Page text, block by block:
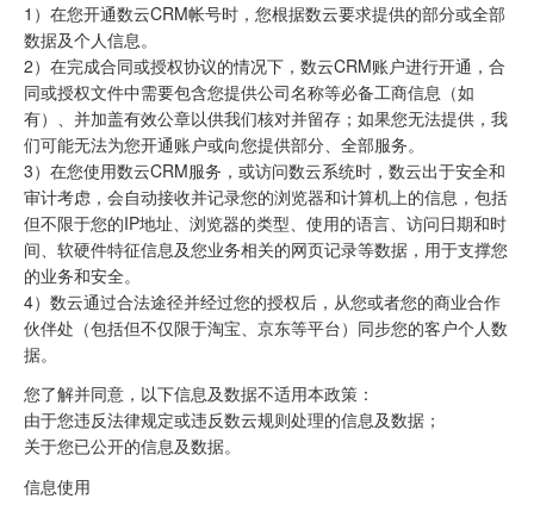
1）在您开通数云CRM帐号时，您根据数云要求提供的部分或全部
数据及个人信息。
2）在完成合同或授权协议的情况下，数云CRM账户进行开通，合
同或授权文件中需要包含您提供公司名称等必备工商信息（如
有）、并加盖有效公章以供我们核对并留存；如果您无法提供，我
们可能无法为您开通账户或向您提供部分、全部服务。
3）在您使用数云CRM服务，或访问数云系统时，数云出于安全和
审计考虑，会自动接收并记录您的浏览器和计算机上的信息，包括
但不限于您的IP地址、浏览器的类型、使用的语言、访问日期和时
间、软硬件特征信息及您业务相关的网页记录等数据，用于支撑您
的业务和安全。
4）数云通过合法途径并经过您的授权后，从您或者您的商业合作
伙伴处（包括但不仅限于淘宝、京东等平台）同步您的客户个人数
据。
您了解并同意，以下信息及数据不适用本政策：
由于您违反法律规定或违反数云规则处理的信息及数据；
关于您已公开的信息及数据。
信息使用